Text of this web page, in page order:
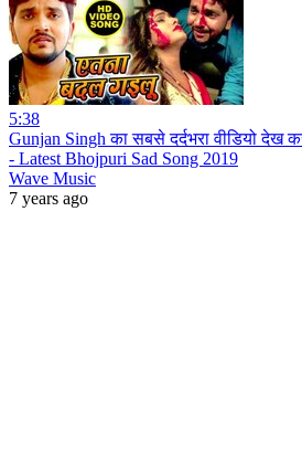
5:38
Gunjan Singh का सबसे दर्दभरा वीडियो देख
- Latest Bhojpuri Sad Song 2019
Wave Music
7 years ago